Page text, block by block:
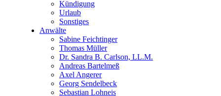
Kündigung
Urlaub
Sonstiges
Anwälte
Sabine Feichtinger
Thomas Müller
Dr. Sandra B. Carlson, LL.M.
Andreas Bartelmeß
Axel Angerer
Georg Sendelbeck
Sebastian Lohneis